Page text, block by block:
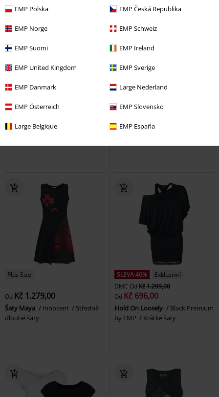
EMP Polska EMP Česká Republika
EMP Norge EMP Schweiz
EMP Suomi EMP Ireland
EMP United Kingdom EMP Sverige
EMP Danmark Large Nederland
EMP Österreich EMP Slovensko
Large Belgique EMP España
% Plus Size
Od Kč 679,00
Diesel Punk
% Plus Size
OdKč 819,00
Kilt Brandit
sukně
Plus Size
Od Kč 1.279,00
Šaty Maya Innocent
Středně
dlouhé šaty
SLEVA 46%
Exkluzivní
DMC Od Kč 1.299,00
Od Kč 696,00
Hold On Loosely
Black Premium
by EMP
Krátké šaty